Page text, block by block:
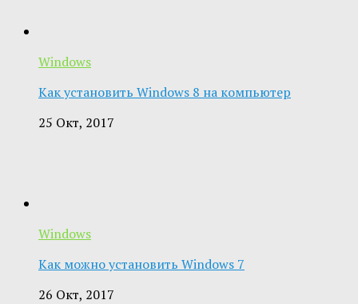
Windows
Как установить Windows 8 на компьютер
25 Окт, 2017
Windows
Как можно установить Windows 7
26 Окт, 2017